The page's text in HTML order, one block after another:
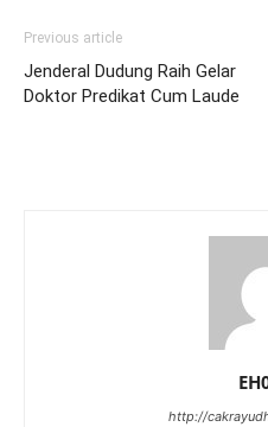
Previous article
Jenderal Dudung Raih Gelar
Doktor Predikat Cum Laude
http://